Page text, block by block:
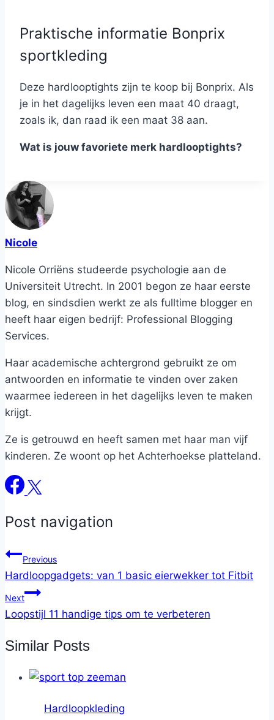
Praktische informatie Bonprix
sportkleding
Deze hardlooptights zijn te koop bij Bonprix. Als
je in het dagelijks leven een maat 40 draagt,
zoals ik, dan raad ik een maat 38 aan.
Wat is jouw favoriete merk hardlooptights?
Nicole
Nicole Orriëns studeerde psychologie aan de
Universiteit Utrecht. In 2001 begon ze haar eerste
blog, en sindsdien werkt ze als fulltime blogger en
heeft haar eigen bedrijf: Professional Blogging
Services.
Haar academische achtergrond gebruikt ze om
antwoorden en informatie te vinden over zaken
waarmee iedereen in het dagelijks leven te maken
krijgt.
Ze is getrouwd en heeft samen met haar man vijf
kinderen. Ze woont op het Achterhoekse platteland.
Post navigation
Previous
Hardloopgadgets: van 1 basic eierwekker tot Fitbit
Next
Loopstijl 11 handige tips om te verbeteren
Similar Posts
Hardloopkleding